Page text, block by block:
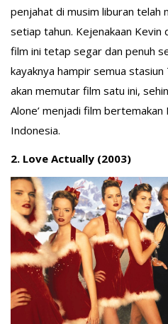
penjahat di musim liburan telah
setiap tahun. Kejenakaan
film ini tetap segar dan penuh
kayaknya hampir semua
akan memutar film satu ini,
Alone’ menjadi film bertemakan
Indonesia.
2. Love Actually (2003)